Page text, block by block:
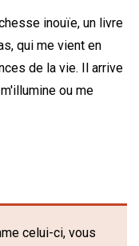
inouïe, un livre
qui me vient en
de la vie. Il arrive
ou me
celui-ci, vous